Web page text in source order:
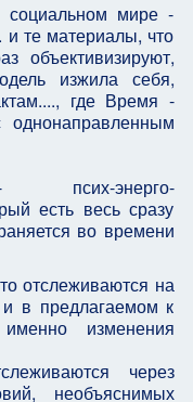
мире -
и те материалы, что
объективизируют,
изжила себя,
где Время -
однонаправленным
- псих-энерго-
есть весь сразу
во времени
отслеживаются на
в предлагаемом к
изменения
через
необъяснимых